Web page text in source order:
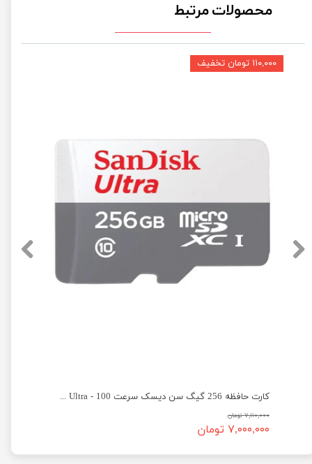
محصولات مرتبط
کارت حافظه 256 گیگ سن دیسک سرعت 100 - SanDisk micro SD 256GB Ultra
۷,۱۱۰,۰۰۰ تومان
۷,۰۰۰,۰۰۰ تومان
۱۱۰,۰۰۰ تومان تخفیف